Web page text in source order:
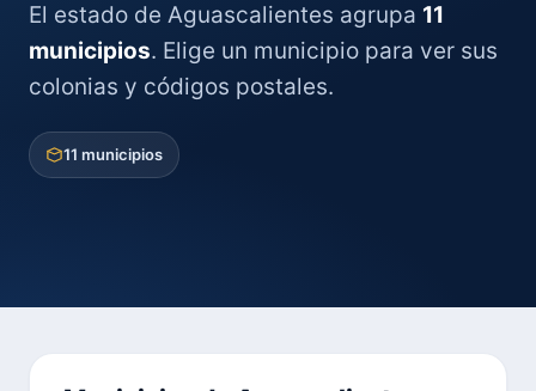
El estado de Aguascalientes agrupa 11
municipios. Elige un municipio para ver sus
colonias y códigos postales.
11 municipios